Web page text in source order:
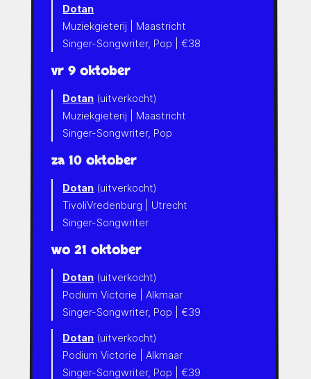
Dotan
Muziekgieterij | Maastricht
Singer-Songwriter, Pop | €38
vr 9 oktober
Dotan (uitverkocht)
Muziekgieterij | Maastricht
Singer-Songwriter, Pop
za 10 oktober
Dotan (uitverkocht)
TivoliVredenburg | Utrecht
Singer-Songwriter
wo 21 oktober
Dotan (uitverkocht)
Podium Victorie | Alkmaar
Singer-Songwriter, Pop | €39
Dotan (uitverkocht)
Podium Victorie | Alkmaar
Singer-Songwriter, Pop | €39